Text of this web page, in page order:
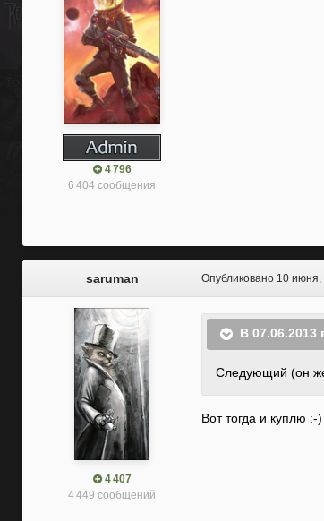
4 796
6 404 сообщения
saruman
4 407
4 449 сообщений
Опубликовано 10 июня,
В 07.06.2013
Следующий (он же
Вот тогда и куплю :-)